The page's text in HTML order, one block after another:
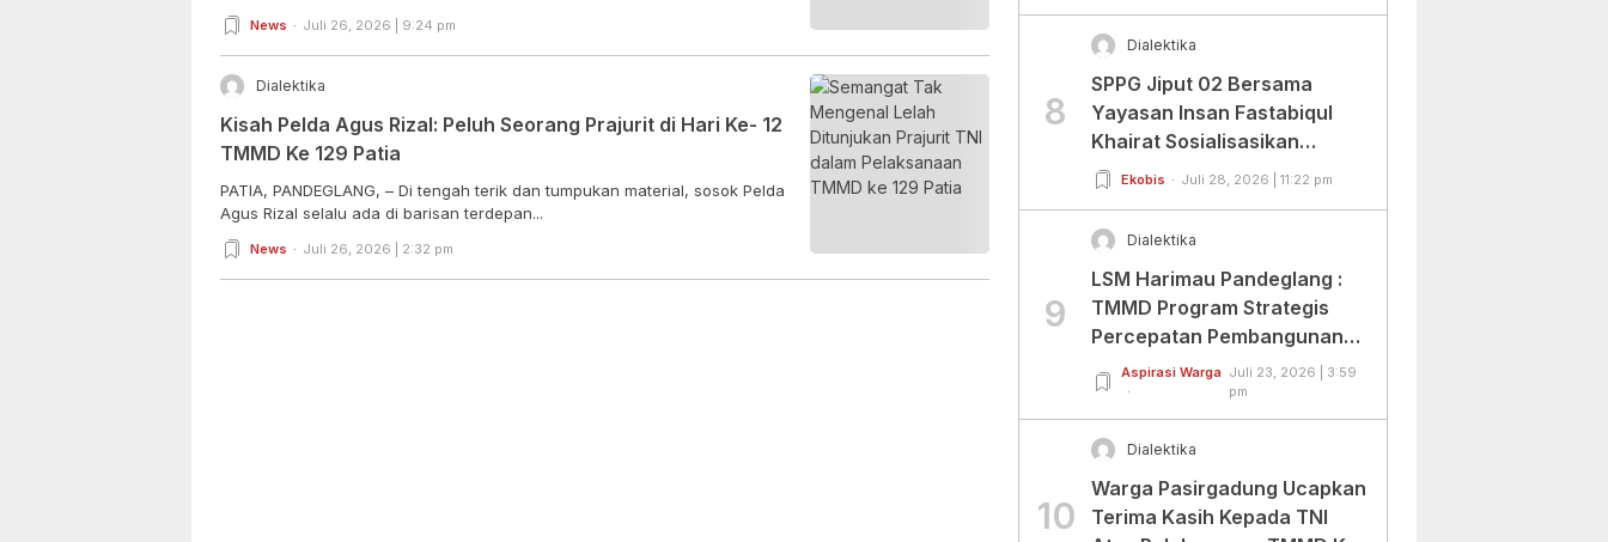
News Juli 26, 2026 | 9:24 pm
Dialektika
Kisah Pelda Agus Rizal: Peluh Seorang Prajurit di Hari Ke- 12
TMMD Ke 129 Patia
PATIA, PANDEGLANG, – Di tengah terik dan tumpukan material, sosok Pelda
Agus Rizal selalu ada di barisan terdepan...
News Juli 26, 2026 | 2:32 pm
8
Dialektika
SPPG Jiput 02 Bersama
Yayasan Insan Fastabiqul
Khairat Sosialisasikan
Aplikasi Uji Organoleptik
Ekobis Juli 28, 2026 | 11:22 pm
9
Dialektika
LSM Harimau Pandeglang :
TMMD Program Strategis
Percepatan Pembangunan
Infrastruktur di Wilayah
Tertinggal.
Aspirasi Warga Juli 23, 2026 | 3:59
pm
10
Dialektika
Warga Pasirgadung Ucapkan
Terima Kasih Kepada TNI